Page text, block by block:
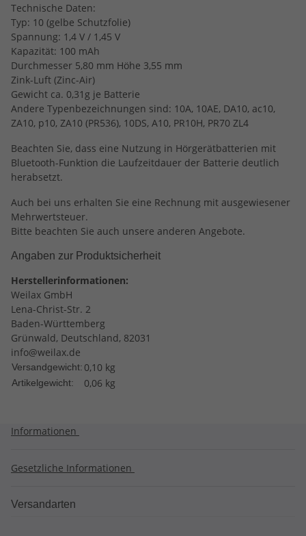
Technische Daten:
Typ: 10 (gelbe Schutzfolie)
Spannung: 1,4 V / 1,45 V
Kapazität: 100 mAh
Durchmesser 5,80 mm Höhe 3,55 mm
Zink-Luft (Zinc-Air)
Gewicht ca. 0,31g je Batterie
Andere Typenbezeichnungen sind: 10A, 10AE, DA10, ac10,
ZA10, p10, ZA10 (PR536), 10DS, A10, PR10H, PR70 ZL4
Beachten Sie, dass eine Nutzung in Hörgerätbatterien mit
Bluetooth-Funktion die Laufzeitdauer der Batterie deutlich
herabsetzt.
Auch bei uns erhalten Sie eine Rechnung mit ausgewiesener
Mehrwertsteuer.
Bitte beachten Sie auch unsere anderen Angebote.
Angaben zur Produktsicherheit
Herstellerinformationen:
Weilax GmbH
Lena-Christ-Str. 2
Baden-Württemberg
Grünwald, Deutschland, 82031
info@weilax.de
Versandgewicht: 0,10 kg
Artikelgewicht: 0,06 kg
Informationen
Gesetzliche Informationen
Versandarten